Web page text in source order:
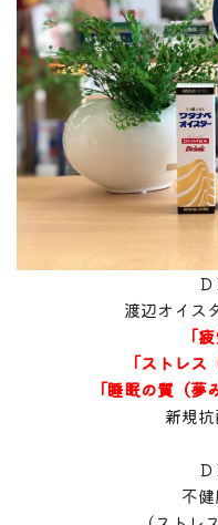
渡辺オイス
「
「ストレス
「睡眠の質（
新規抗
不